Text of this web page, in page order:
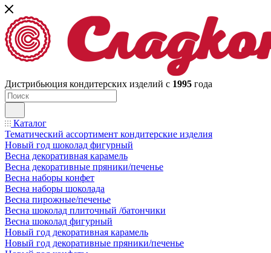
Дистрибьюция кондитерских изделий с 1995 года
Каталог
Тематический ассортимент кондитерские изделия
Новый год шоколад фигурный
Весна декоративная карамель
Весна декоративные пряники/печенье
Весна наборы конфет
Весна наборы шоколада
Весна пирожные/печенье
Весна шоколад плиточный /батончики
Весна шоколад фигурный
Новый год декоративная карамель
Новый год декоративные пряники/печенье